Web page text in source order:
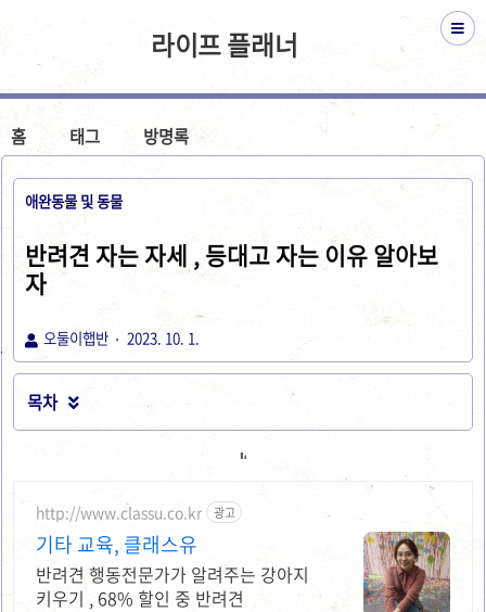
라이프 플래너
홈 태그 방명록
애완동물 및 동물
반려견 자는 자세 , 등대고 자는 이유 알아보
자
오둘이햅반 2023. 10. 1.
목차 
http://www.classu.co.kr 광고
기타 교육, 클래스유
반려견 행동전문가가 알려주는 강아지
키우기 , 68% 할인 중 반려견